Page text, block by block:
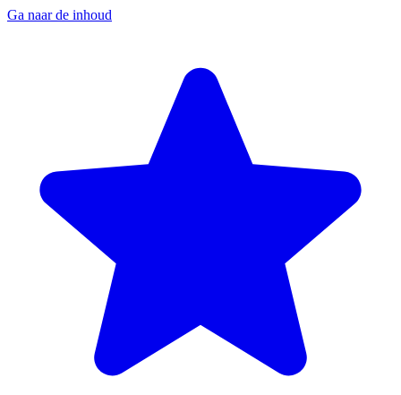
Ga naar de inhoud